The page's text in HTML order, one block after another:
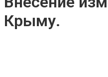
Крыму.